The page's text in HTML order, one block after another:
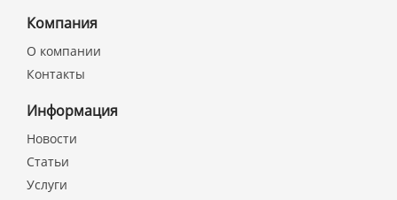
Компания
О компании
Контакты
Информация
Новости
Статьи
Услуги